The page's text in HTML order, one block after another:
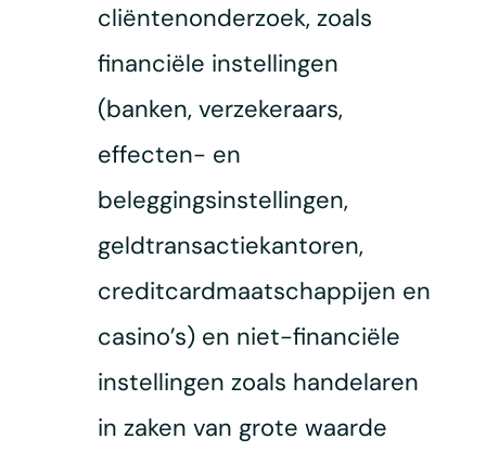
cliëntenonderzoek, zoals
financiële instellingen
(banken, verzekeraars,
effecten- en
beleggingsinstellingen,
geldtransactiekantoren,
creditcardmaatschappijen en
casino’s) en niet-financiële
instellingen zoals handelaren
in zaken van grote waarde